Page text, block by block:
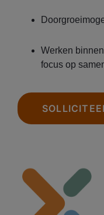
Werken
focus op